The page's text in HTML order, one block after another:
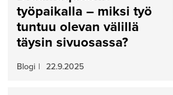
työpaikalla – miksi työ
tuntuu olevan välillä
täysin sivuosassa?
Blogi | 22.9.2025